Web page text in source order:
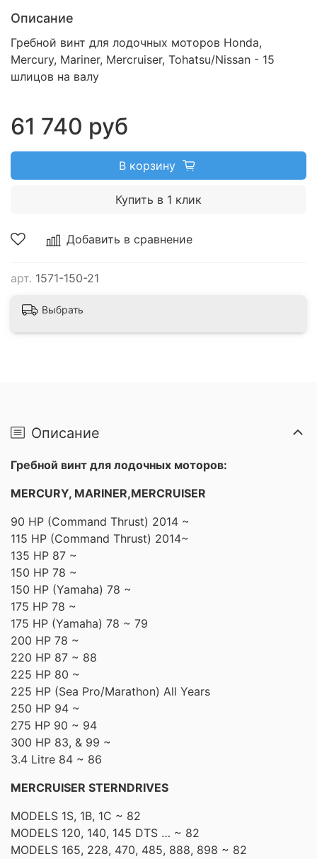
Добавить в сравнение
арт. 1571-150-21
Описание
Гребной винт для лодочных моторов Honda,
Mercury, Mariner, Mercruiser, Tohatsu/Nissan - 15
шлицов на валу
61 740 руб
В корзину
Купить в 1 клик
Выбрать
Описание
Гребной винт для лодочных моторов:
MERCURY, MARINER,MERCRUISER
90 HP (Command Thrust) 2014 ~
115 HP (Command Thrust) 2014~
135 HP 87 ~
150 HP 78 ~
150 HP (Yamaha) 78 ~
175 HP 78 ~
175 HP (Yamaha) 78 ~ 79
200 HP 78 ~
220 HP 87 ~ 88
225 HP 80 ~
225 HP (Sea Pro/Marathon) All Years
250 HP 94 ~
275 HP 90 ~ 94
300 HP 83, & 99 ~
3.4 Litre 84 ~ 86
MERCRUISER STERNDRIVES
MODELS 1S, 1B, 1C ~ 82
MODELS 120, 140, 145 DTS … ~ 82
MODELS 165, 228, 470, 485, 888, 898 ~ 82